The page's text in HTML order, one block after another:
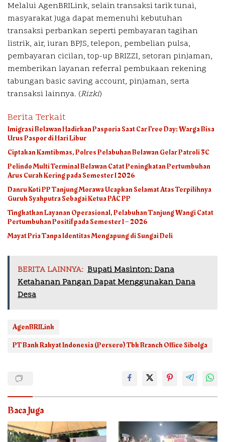
Melalui AgenBRILink, selain transaksi tarik tunai,
masyarakat juga dapat memenuhi kebutuhan
transaksi perbankan seperti pembayaran tagihan
listrik, air, iuran BPJS, telepon, pembelian pulsa,
pembayaran cicilan, top-up BRIZZI, setoran pinjaman,
memberikan layanan referral pembukaan rekening
tabungan basic saving account, pinjaman, serta
transaksi lainnya. (Rizki)
Berita Terkait
Imigrasi Belawan Hadirkan Pasporia Saat Car Free Day: Warga Bisa
Urus Paspor di Hari Libur
Ciptakan Kamtibmas, Polres Pelabuhan Belawan Gelar Patroli 3C
Pelindo Multi Terminal Belawan Catat Peningkatan Pertumbuhan
Arus Curah Kering pada Semester I 2026
Danru Koti PP Tanjung Morawa Ucapkan Selamat Atas Terpilihnya
Guruh Syahputra Sebagai Ketua PAC PP
Tingkatkan Layanan Operasional, Pelabuhan Tanjung Wangi Catat
Pertumbuhan Positif pada Semester I – 2026
Mayat Pria Tanpa Identitas Mengapung di Sungai Deli
BERITA LAINNYA: Bupati Masinton: Dana
Ketahanan Pangan Dapat Menggunakan Dana
Desa
AgenBRILink
PT Bank Rakyat Indonesia (Persero) Tbk Branch Office Sibolga
Baca Juga